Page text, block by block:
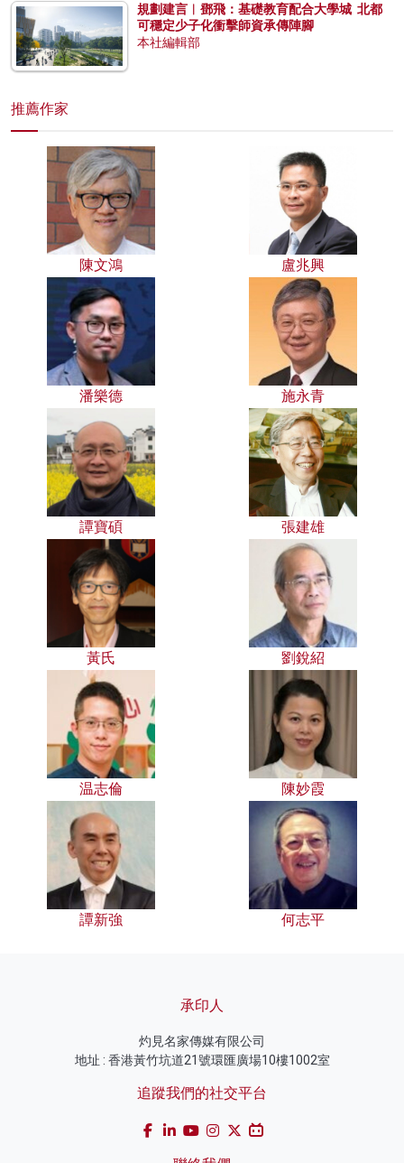
規劃建言︱鄧飛：基礎教育配合大學城 北都
可穩定少子化衝擊師資承傳陣腳
本社編輯部
推薦作家
陳文鴻 盧兆興
潘樂德 施永青
譚寶碩 張建雄
黃氏 劉銳紹
温志倫 陳妙霞
譚新強 何志平
承印人
灼見名家傳媒有限公司
地址 : 香港黃竹坑道21號環匯廣場10樓1002室
追蹤我們的社交平台